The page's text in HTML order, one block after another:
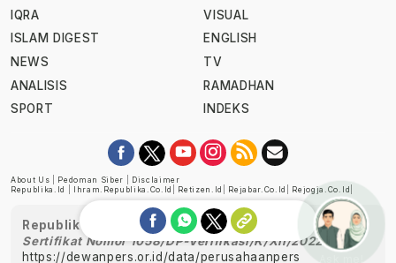
IQRA
ISLAM DIGEST
NEWS
ANALISIS
SPORT
VISUAL
ENGLISH
TV
RAMADHAN
INDEKS
About Us Pedoman Siber
Disclaimer
Republika.id
Ihram.republika.co.id Retizen.id Rejabar.co.id Rejogja.co.id
Republika telah diverifikasi oleh Dewan Pers
Sertifikat Nomor 1058/DP-Verifikasi/K/XII/2022
https://dewanpers.or.id/data/perusahaanpers